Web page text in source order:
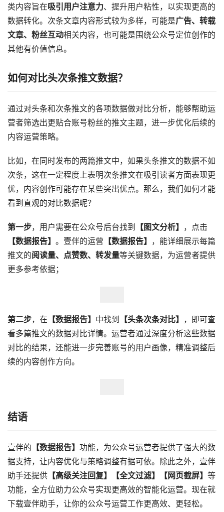
类内容旨在吸引用户注意力、提升用户粘性，以实现更高的
数据转化。次条文章内容形式较为多样，可能是广告、转载
文章、粉丝互动相关内容，也可能是围绕公众号定位创作的
其他有价值信息。
如何对比头次条推文数据？
通过对头条和次条推文的各项数据做对比分析，能够帮助运
营者筛选出更贴合账号粉丝的推文主题，进一步优化后续的
内容运营策略。
比如，在同时发布的两篇推文中，如果头条推文的数据不如
次条，这在一定程度上表明次条推文在吸引读者方面表现更
优，内容创作可能存在某些突出优点。那么，我们如何才能
看到直观的对比数据呢？
第一步，用户需要在公众号后台找到 【图文分析】
，点击
【数据报告】 。壹伴的运营 【数据报告】
，能详细展示每篇
推文的阅读量、点赞数、转发量等关键数据，为运营者提供
更多参考依据；
第二步，在 【数据报告】 中找到 【头条次条对比】
，即可查
看多篇推文的数据对比详情。运营者通过深度分析这些数据
对比的结果，还能进一步完善账号的用户画像，精准调整后
续的内容创作方向。
结语
壹伴的 【数据报告】 功能，为公众号运营者提供了强大的数
据支持，让内容优化与策略调整有据可依。除此之外，壹伴
助手还提供 【高级关注回复】【全文过滤】【网页截屏】 等
功能，全方位助力公众号实现更高效的智能化运营。现在就
下载壹伴助手，让你的公众号运营工作更高效、更轻松。